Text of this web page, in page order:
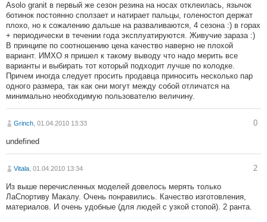
Asolo granit в первый же сезон резина на носах отклеилась, язычок
ботинок постоянно сползает и натирает пальцы, голеностоп держат
плохо, но к сожалению дальше на разваливаются, 4 сезона :) в горах
+ периодически в течении года эксплуатируются. Живучие зараза :)
В принципе по соотношению цена качество наверно не плохой
вариант. ИМХО я пришел к такому выводу что надо мерить все
варианты и выбирать тот который подходит лучше по колодке.
Причем иногда следует просить продавца приносить несколько пар
одного размера, так как они могут между собой отличатся на
минимально необходимую пользователю величину.
Grinch , 01.04.2010 13:33 0
undefined
Vitala , 01.04.2010 13:34 2
Из выше перечисленных моделей довелось мерять только
ЛаСпортиву Макалу. Очень понравились. Качество изготовления,
материалов. И очень удобные (для людей с узкой стопой). 2 ранта.